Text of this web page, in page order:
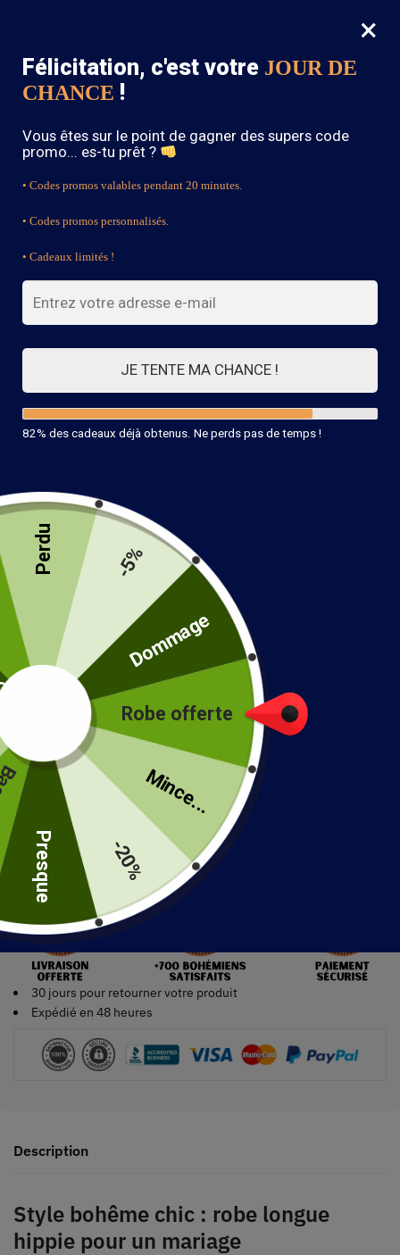
0
SOLDES : -15% sur toute la boutique avec le code « BOHEME15 »
Robe Témoin Hippie Chic
49.99€
Ajouter au panier
30 jours pour retourner votre produit
Expédié en 48 heures
Description
Style bohême chic : robe longue
hippie pour un mariage
×
Félicitation, c'est votre JOUR DE
CHANCE !
Vous êtes sur le point de gagner des supers code
promo... es-tu prêt ?
• Codes promos valables pendant 20 minutes.
• Codes promos personnalisés.
• Cadeaux limités !
JE TENTE MA CHANCE !
82% des cadeaux déjà obtenus. Ne perds pas de temps !
Robe offerte
Mince...
-20%
Presque
Perdu -5%
Dommage